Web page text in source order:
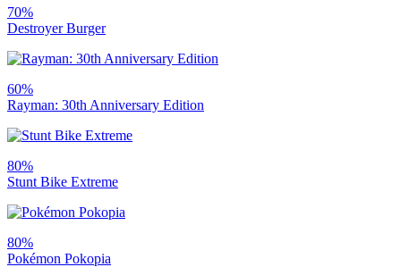
70%
Destroyer Burger
60%
Rayman: 30th Anniversary Edition
80%
Stunt Bike Extreme
80%
Pokémon Pokopia